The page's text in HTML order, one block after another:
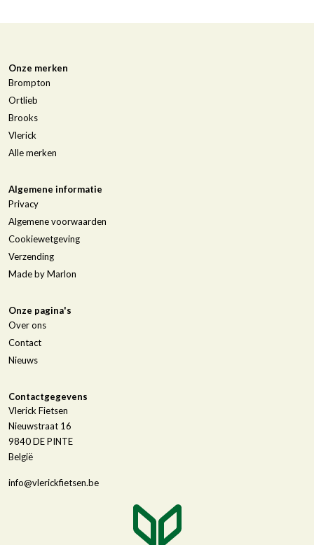
Onze merken
Brompton
Ortlieb
Brooks
Vlerick
Alle merken
Algemene informatie
Privacy
Algemene voorwaarden
Cookiewetgeving
Verzending
Made by Marlon
Onze pagina's
Over ons
Contact
Nieuws
Contactgegevens
Vlerick Fietsen
Nieuwstraat 16
9840DE PINTE
België
info@vlerickfietsen.be